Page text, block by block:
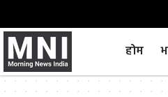
होम